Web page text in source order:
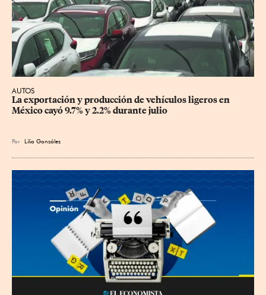
AUTOS
La exportación y producción de vehículos ligeros en
México cayó 9.7% y 2.2% durante julio
Por Lilia González